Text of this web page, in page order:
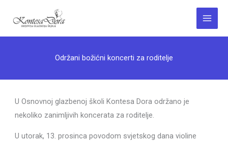
Main
Održani božićni koncerti za roditelje
U Osnovnoj glazbenoj školi Kontesa Dora održano je
nekoliko zanimljivih koncerata za roditelje.
U utorak, 13. prosinca povodom svjetskog dana violine